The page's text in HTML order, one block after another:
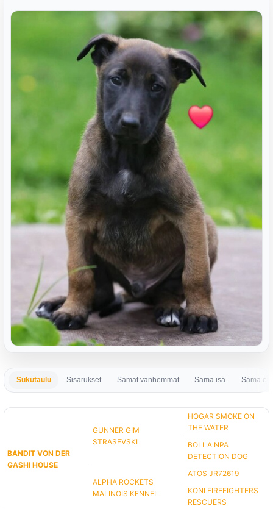
Sukutaulu Sisarukset Samat vanhemmat Sama isä Sama
BANDIT VON DER
GASHI HOUSE
GUNNER GIM
STRASEVSKI
HOGAR SMOKE ON
THE WATER
BOLLA NPA
DETECTION DOG
ALPHA ROCKETS
MALINOIS KENNEL
ATOS JR72619
KONI FIREFIGHTERS
RESCUERS